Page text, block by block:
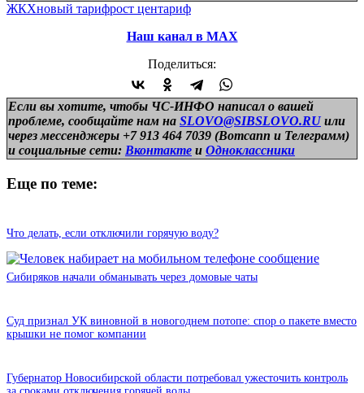
ЖКХновый тарифрост центариф
Наш канал в МАХ
Поделиться:
Если вы хотите, чтобы ЧС-ИНФО написал о вашей
проблеме, сообщайте нам на SLOVO@SIBSLOVO.RU или
через мессенджеры +7 913 464 7039 (Вотсапп и Телеграмм)
и социальные сети: Вконтакте и Одноклассники
Еще по теме:
Что делать, если отключили горячую воду?
Сибиряков начали обманывать через домовые чаты
Суд признал УК виновной в новогоднем потопе: спор о пакете вместо
крышки не помог компании
Губернатор Новосибирской области потребовал ужесточить контроль